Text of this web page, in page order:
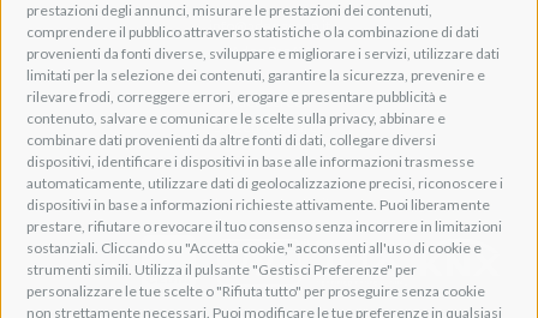
prestazioni degli annunci, misurare le prestazioni dei contenuti,
comprendere il pubblico attraverso statistiche o la combinazione di dati
provenienti da fonti diverse, sviluppare e migliorare i servizi, utilizzare dati
limitati per la selezione dei contenuti, garantire la sicurezza, prevenire e
rilevare frodi, correggere errori, erogare e presentare pubblicità e
contenuto, salvare e comunicare le scelte sulla privacy, abbinare e
combinare dati provenienti da altre fonti di dati, collegare diversi
dispositivi, identificare i dispositivi in base alle informazioni trasmesse
automaticamente, utilizzare dati di geolocalizzazione precisi, riconoscere i
dispositivi in base a informazioni richieste attivamente. Puoi liberamente
prestare, rifiutare o revocare il tuo consenso senza incorrere in limitazioni
sostanziali. Cliccando su "Accetta cookie," acconsenti all'uso di cookie e
strumenti simili. Utilizza il pulsante "Gestisci Preferenze" per
personalizzare le tue scelte o "Rifiuta tutto" per proseguire senza cookie
non strettamente necessari. Puoi modificare le tue preferenze in qualsiasi
info@adeogroup.it
Adeo ProAV
Adeo HomeAV
Adeo Screen
Screen Research
Adeum Cinema Suite